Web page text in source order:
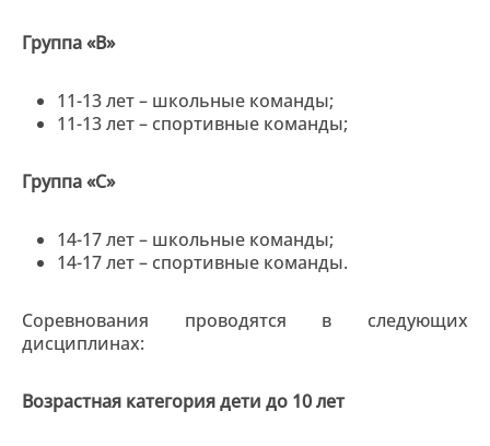
Группа «В»
11-13 лет – школьные команды;
11-13 лет – спортивные команды;
Группа «С»
14-17 лет – школьные команды;
14-17 лет – спортивные команды.
Соревнования проводятся в следующих
дисциплинах:
Возрастная категория дети до 10 лет